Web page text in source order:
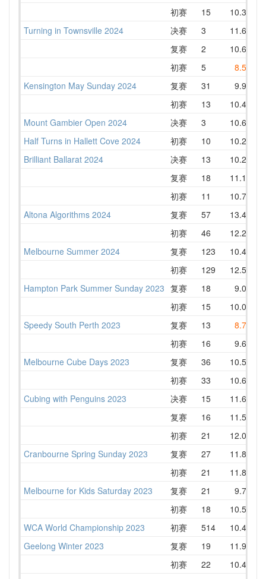
初赛
15
10.34
Turning in Townsville 2024
决赛 3
11.62
复赛
2
10.68
初赛
5
8.52
Kensington May Sunday 2024
复赛 31
9.95
初赛
13
10.44
Mount Gambier Open 2024
决赛 3
10.64
Half Turns in Hallett Cove 2024
初赛 10
10.22
Brilliant Ballarat 2024
决赛 13
10.27
复赛
18
11.16
初赛
11
10.70
Altona Algorithms 2024
复赛 57
13.47
初赛
46
12.22
Melbourne Summer 2024
复赛 123
10.42
初赛
129
12.56
Hampton Park Summer Sunday 2023 复赛 18
9.07
初赛
15
10.02
Speedy South Perth 2023
复赛 13
8.76
初赛
16
9.65
Melbourne Cube Days 2023
复赛 36
10.52
初赛
33
10.67
Cubing with Penguins 2023
决赛 15
11.64
复赛
16
11.50
初赛
21
12.08
Cranbourne Spring Sunday 2023
复赛 27
11.80
初赛
21
11.84
Melbourne for Kids Saturday 2023
复赛 21
9.75
初赛
18
10.56
WCA World Championship 2023
初赛 514
10.40
Geelong Winter 2023
复赛 19
11.92
初赛
22
10.47